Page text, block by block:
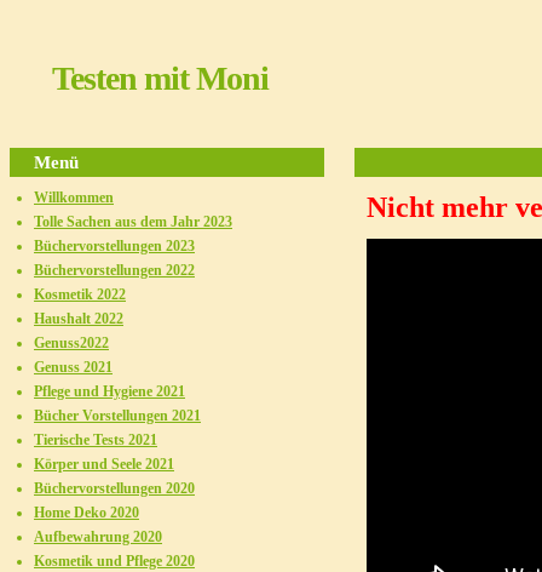
Testen mit Moni
Nicht mehr
Menü
Willkommen
Tolle Sachen aus dem Jahr 2023
Büchervorstellungen 2023
Büchervorstellungen 2022
Kosmetik 2022
Haushalt 2022
Genuss2022
Genuss 2021
Pflege und Hygiene 2021
Bücher Vorstellungen 2021
Tierische Tests 2021
Körper und Seele 2021
Büchervorstellungen 2020
Home Deko 2020
Aufbewahrung 2020
Kosmetik und Pflege 2020